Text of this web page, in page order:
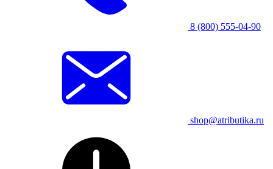
8 (800) 555-04-90
shop@atributika.ru